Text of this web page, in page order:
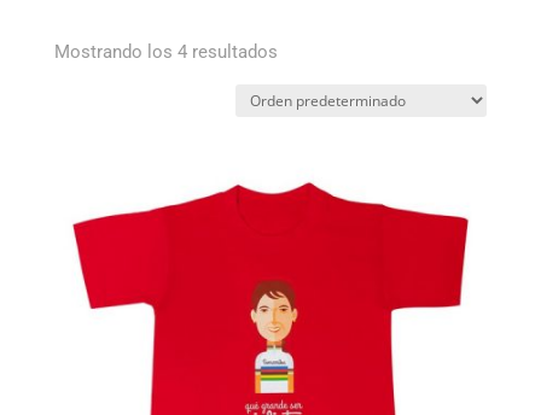
Mostrando los 4 resultados